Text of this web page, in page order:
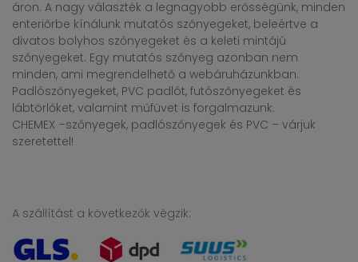
áron. A nagy választék a legnagyobb erősségünk, minden
enteriőrbe kínálunk mutatós szőnyegeket, beleértve a
divatos bolyhos szőnyegeket és a keleti mintájú
szőnyegeket. Egy mutatós szőnyeg azonban nem
minden, ami megrendelhető a webáruházunkban.
Padlószőnyegeket, PVC padlót, futószőnyegeket és
lábtörlőket, valamint műfüvet is forgalmazunk.
CHEMEX –szőnyegek, padlószőnyegek és PVC – várjuk
szeretettel!
A szállítást a következők végzik: